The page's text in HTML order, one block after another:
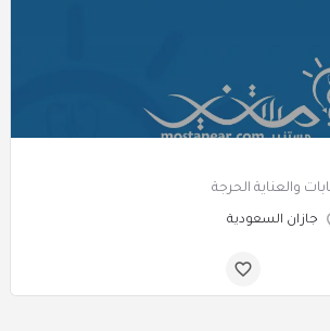
والعناية الحرجة
جازان السعودية